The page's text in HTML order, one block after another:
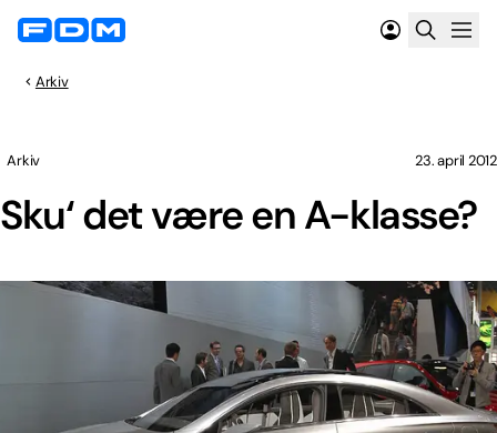
Arkiv
Sku‘ det være en A-klasse?
Arkiv 23. april 2012